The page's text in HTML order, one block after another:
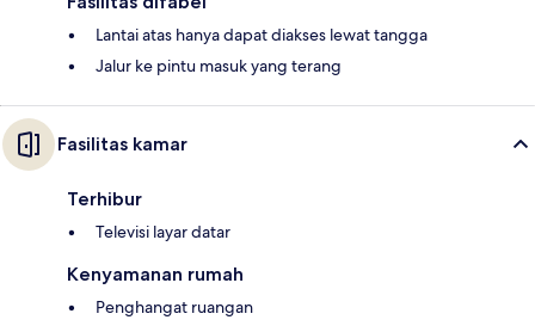
Lantai atas hanya dapat diakses lewat tangga
Jalur ke pintu masuk yang terang
Fasilitas kamar
Terhibur
Televisi layar datar
Kenyamanan rumah
Penghangat ruangan